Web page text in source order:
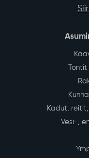
Kadut,
Vesi-,